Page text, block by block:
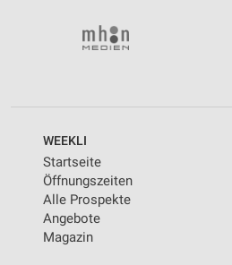
WEEKLI
Startseite
Öffnungszeiten
Alle Prospekte
Angebote
Magazin